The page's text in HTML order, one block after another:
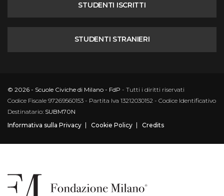
STUDENTI ISCRITTI
STUDENTI STRANIERI
© 2026 - Scuole Civiche di Milano - FdP - Tutti i diritti riservati
Codice Fiscale 97269560153 - Partita Iva 13212030152 - Codice Identificativo
Destinatario: SUBM70N
Informativa sulla Privacy
Cookie Policy Credits